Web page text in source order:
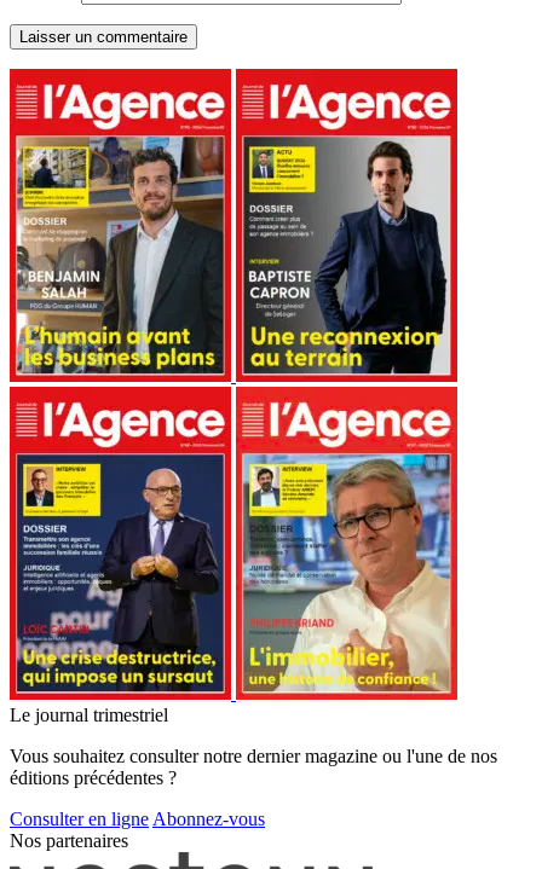
Le journal trimestriel
Vous souhaitez consulter notre dernier magazine ou l'une de nos
éditions précédentes ?
Consulter en ligne Abonnez-vous
Nos partenaires